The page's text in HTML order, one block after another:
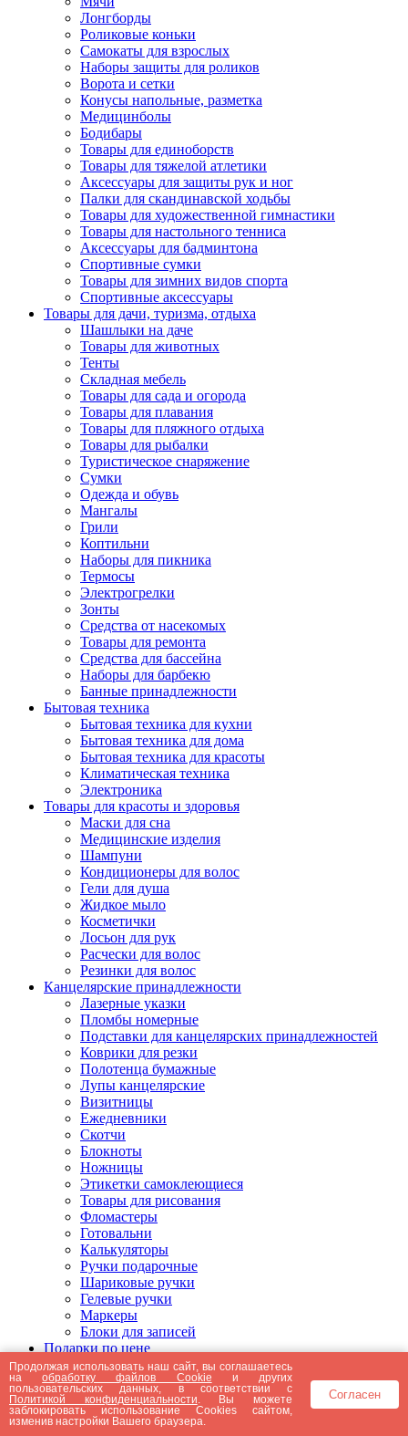
Лонгборды
Роликовые коньки
Самокаты для взрослых
Наборы защиты для роликов
Ворота и сетки
Конусы напольные, разметка
Медицинболы
Бодибары
Товары для единоборств
Товары для тяжелой атлетики
Аксессуары для защиты рук и ног
Палки для скандинавской ходьбы
Товары для художественной гимнастики
Товары для настольного тенниса
Аксессуары для бадминтона
Спортивные сумки
Товары для зимних видов спорта
Спортивные аксессуары
Товары для дачи, туризма, отдыха
Шашлыки на даче
Товары для животных
Тенты
Складная мебель
Товары для сада и огорода
Товары для плавания
Товары для пляжного отдыха
Товары для рыбалки
Туристическое снаряжение
Сумки
Одежда и обувь
Мангалы
Грили
Коптильни
Наборы для пикника
Термосы
Электрогрелки
Зонты
Средства от насекомых
Товары для ремонта
Средства для бассейна
Наборы для барбекю
Банные принадлежности
Бытовая техника
Бытовая техника для кухни
Бытовая техника для дома
Бытовая техника для красоты
Климатическая техника
Электроника
Товары для красоты и здоровья
Маски для сна
Медицинские изделия
Шампуни
Кондиционеры для волос
Гели для душа
Жидкое мыло
Косметички
Лосьон для рук
Расчески для волос
Резинки для волос
Канцелярские принадлежности
Лазерные указки
Пломбы номерные
Подставки для канцелярских принадлежностей
Коврики для резки
Полотенца бумажные
Лупы канцелярские
Визитницы
Ежедневники
Скотчи
Блокноты
Ножницы
Этикетки самоклеющиеся
Товары для рисования
Фломастеры
Готовальни
Калькуляторы
Ручки подарочные
Шариковые ручки
Гелевые ручки
Маркеры
Блоки для записей
Подарки по цене
Подарки от 5000 рублей
Подарки до 5000 рублей
Подарки до 3000 рублей
Подарки до 2000 рублей
Подарки до 1000 рублей
Продолжая использовать наш сайт, вы соглашаетесь
наобработку файлов Cookie и других
пользовательских данных, в соответствии с
Политикой конфиденциальности . Вы можете
заблокировать использование Cookies сайтом,
изменив настройки Вашего браузера.
Согласен